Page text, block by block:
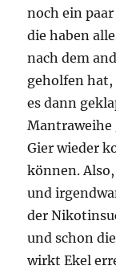
noch ein
die haben
nach dem
geholfen hat,
es dann
Mantraweihe
Gier wieder
können.
und
der
und schon
wirkt Ekel